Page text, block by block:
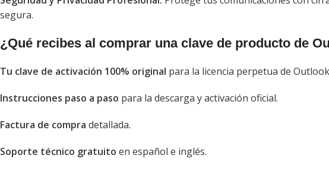
segura.
¿Qué recibes al comprar una clave de producto de
Tu clave de activación 100% original para la licencia perpetua de
Instrucciones paso a paso para la descarga y activación oficial.
Factura de compra detallada.
Soporte técnico gratuito en español e inglés.